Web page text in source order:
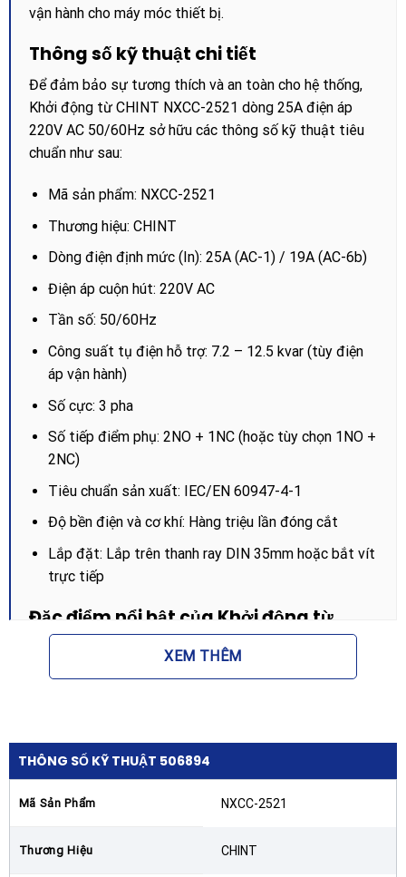
vận hành cho máy móc thiết bị.
Thông số kỹ thuật chi tiết
Để đảm bảo sự tương thích và an toàn cho hệ thống,
Khởi động từ CHINT NXCC-2521 dòng 25A điện áp
220V AC 50/60Hz sở hữu các thông số kỹ thuật tiêu
chuẩn như sau:
Mã sản phẩm: NXCC-2521
Thương hiệu: CHINT
Dòng điện định mức (In): 25A (AC-1) / 19A (AC-6b)
Điện áp cuộn hút: 220V AC
Tần số: 50/60Hz
Công suất tụ điện hỗ trợ: 7.2 – 12.5 kvar (tùy điện
áp vận hành)
Số cực: 3 pha
Số tiếp điểm phụ: 2NO + 1NC (hoặc tùy chọn 1NO +
2NC)
Tiêu chuẩn sản xuất: IEC/EN 60947-4-1
Độ bền điện và cơ khí: Hàng triệu lần đóng cắt
Lắp đặt: Lắp trên thanh ray DIN 35mm hoặc bắt vít
trực tiếp
Đặc điểm nổi bật của Khởi động từ
CHINT NXCC-2521
Khả năng hạn chế dòng điện đỉnh:
trang bị điện trở phóng điện giúp giảm thiểu xung
dòng khi đóng tụ điện, từ đó kéo dài tuổi thọ cho
Thiết kế nhỏ gọn, hiện đại:
Với cấu trúc tối ưu hóa
XEM THÊM
THÔNG SỐ KỸ THUẬT 506894
Mã Sản Phẩm NXCC-2521
Thương Hiệu CHINT